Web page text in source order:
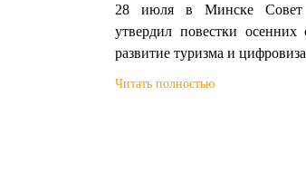
28 июля в Минске Совет
утвердил повестки осенних
развитие туризма и
Читать полностью